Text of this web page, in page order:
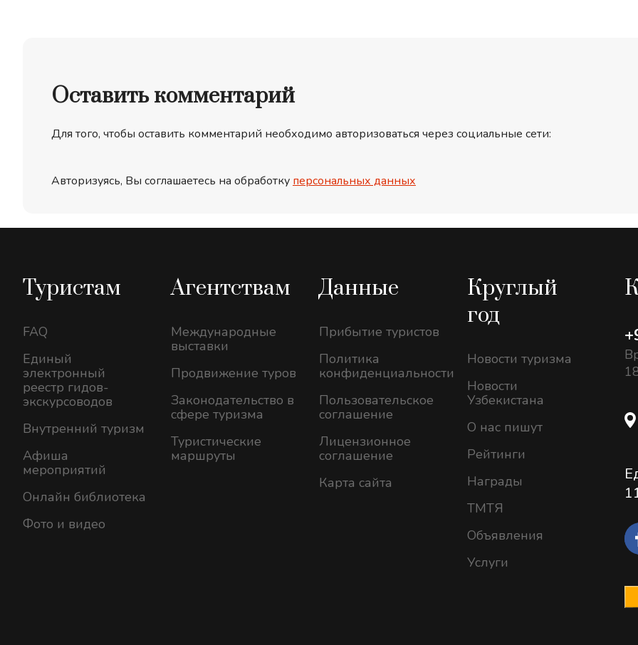
Оставить комментарий
Для того, чтобы оставить комментарий необходимо авторизоваться через социальные сети:
Авторизуясь, Вы соглашаетесь на обработку персональных данных
Туристам
FAQ
Единый
электронный
реестр гидов-
экскурсоводов
Внутренний туризм
Афиша
мероприятий
Онлайн библиотека
Фото и видео
Агентствам
Международные
выставки
Продвижение туров
Законодательство в
сфере туризма
Туристические
маршруты
Данные
Прибытие туристов
Политика
конфиденциальности
Пользовательское
соглашение
Лицензионное
соглашение
Карта сайта
Круглый
год
Новости туризма
Новости
Узбекистана
О нас пишут
Рейтинги
Награды
ТМТЯ
Объявления
Услуги